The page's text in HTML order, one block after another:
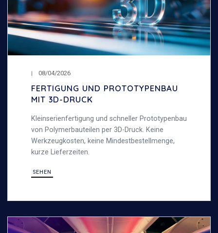
08/04/2026
FERTIGUNG UND PROTOTYPENBAU
MIT 3D-DRUCK
Kleinserienfertigung und schneller Prototypenbau
von Polymerbauteilen per 3D-Druck. Keine
Werkzeugkosten, keine Mindestbestellmenge,
kurze Lieferzeiten.
SEHEN